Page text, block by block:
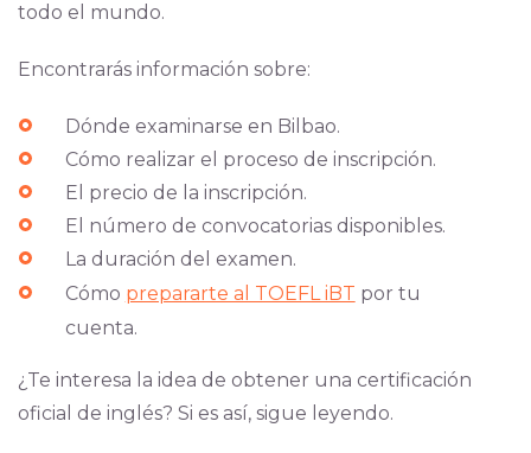
todo el mundo.
Encontrarás información sobre:
Dónde examinarse en Bilbao.
Cómo realizar el proceso de inscripción.
El precio de la inscripción.
El número de convocatorias disponibles.
La duración del examen.
Cómo prepararte al TOEFL iBT por tu
cuenta.
¿Te interesa la idea de obtener una certificación
oficial de inglés? Si es así, sigue leyendo.